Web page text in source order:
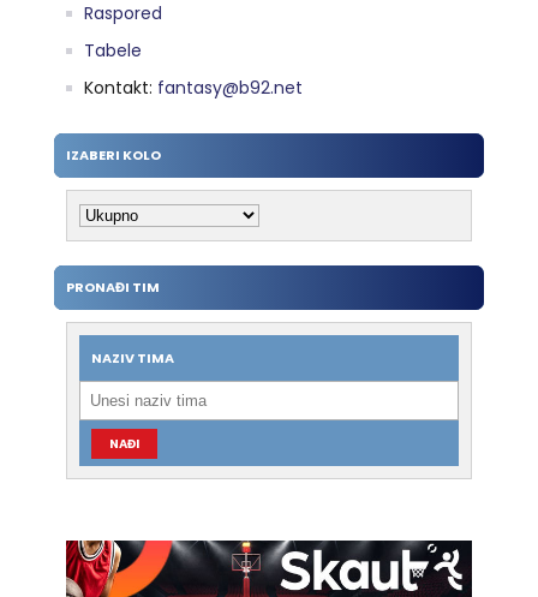
Raspored
Tabele
Kontakt: fantasy@b92.net
IZABERI KOLO
PRONAĐI TIM
NAZIV TIMA
NAĐI